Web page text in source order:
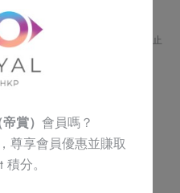
退款
快捷及順利
留修改優惠條款及細則、更改或終止
Royal Hotels 保留最終決定權
賞） 會員嗎？
，尊享會員優惠並賺取
積分。